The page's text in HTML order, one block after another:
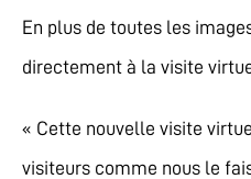
En plus de toutes les
directement à la visite
« Cette nouvelle visite
visiteurs comme nous le